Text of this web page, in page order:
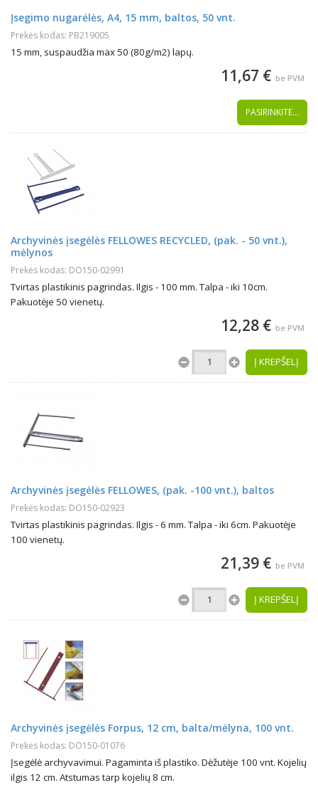
Įsegimo nugarėlės, A4, 15 mm, baltos, 50 vnt.
Prekės kodas: PB219005
15 mm, suspaudžia max 50 (80g/m2) lapų.
11,67 € be PVM
PASIRINKITE...
Archyvinės įsegėlės FELLOWES RECYCLED, (pak. - 50 vnt.),
mėlynos
Prekės kodas: DO150-02991
Tvirtas plastikinis pagrindas. Ilgis - 100 mm. Talpa - iki 10cm.
Pakuotėje 50 vienetų.
12,28 € be PVM
Į KREPŠELĮ
Archyvinės įsegėlės FELLOWES, (pak. -100 vnt.), baltos
Prekės kodas: DO150-02923
Tvirtas plastikinis pagrindas. Ilgis - 6 mm. Talpa - iki 6cm. Pakuotėje
100 vienetų.
21,39 € be PVM
Į KREPŠELĮ
Archyvinės įsegėlės Forpus, 12 cm, balta/mėlyna, 100 vnt.
Prekės kodas: DO150-01076
Įsegėlė archyvavimui. Pagaminta iš plastiko. Dėžutėje 100 vnt. Kojelių
ilgis 12 cm. Atstumas tarp kojelių 8 cm.